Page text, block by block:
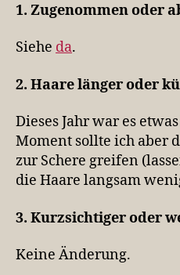
1. Zugenommen oder
Siehe da.
2. Haare länger oder
Dieses Jahr war es
Moment sollte ich aber
zur Schere greifen
die Haare langsam
3. Kurzsichtiger oder
Keine Änderung.